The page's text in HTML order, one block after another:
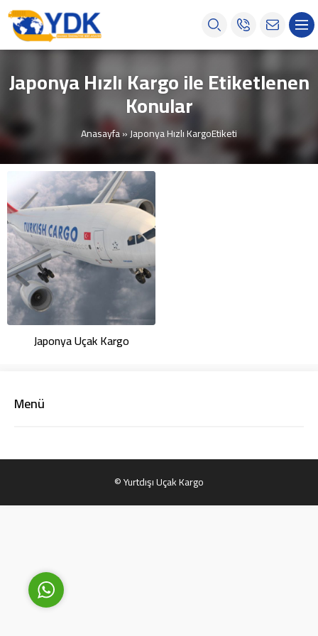
Japonya Hızlı Kargo ile Etiketlenen
Konular
Anasayfa»Japonya Hızlı KargoEtiketi
Japonya Uçak Kargo
Menü
© Yurtdışı Uçak Kargo